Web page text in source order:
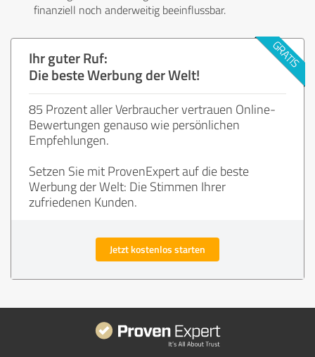
finanziell noch anderweitig beeinflussbar.
Ihr guter Ruf:
Die beste Werbung der Welt!
85 Prozent aller Verbraucher vertrauen Online-
Bewertungen genauso wie persönlichen
Empfehlungen.
Setzen Sie mit ProvenExpert auf die beste
Werbung der Welt: Die Stimmen Ihrer
zufriedenen Kunden.
Jetzt kostenlos starten